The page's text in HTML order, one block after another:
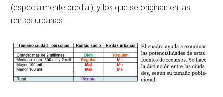
(especialmente predial), y los que se originan en las
rentas urbanas.